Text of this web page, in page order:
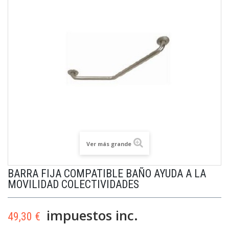
Ver más grande
BARRA FIJA COMPATIBLE BAÑO AYUDA A LA
MOVILIDAD COLECTIVIDADES
49,30 € impuestos inc.